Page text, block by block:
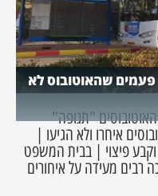
שערוריית תנופה: נוסע תיעד 48 פעמים שהאוטובוס לא
"תנופה"
האוטובוסים איחרו ולא הגיעו |
האמין ל-23 מקרים וקבע פיצוי | בבית המשפט
מעידה על איחורים